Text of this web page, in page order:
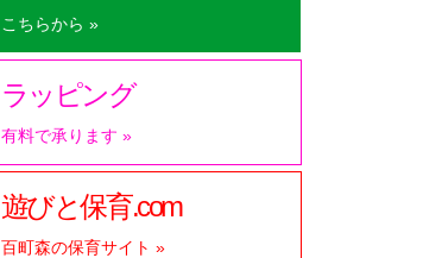
こちらから »
ラッピング
有料で承ります »
遊びと保育.com
百町森の保育サイト »